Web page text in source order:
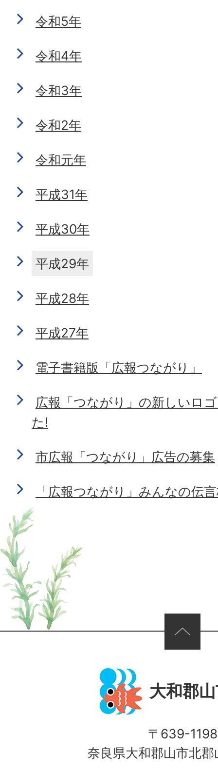
令和5年
令和4年
令和3年
令和2年
令和元年
平成31年
平成30年
平成29年
平成28年
平成27年
電子書籍版「広報つながり」
広報「つながり」の新しいロ
た!
市広報「つながり」広告の募集
「広報つながり」みんなの伝
ページの先頭へ
大和郡
〒639-1198
奈良県大和郡山市北